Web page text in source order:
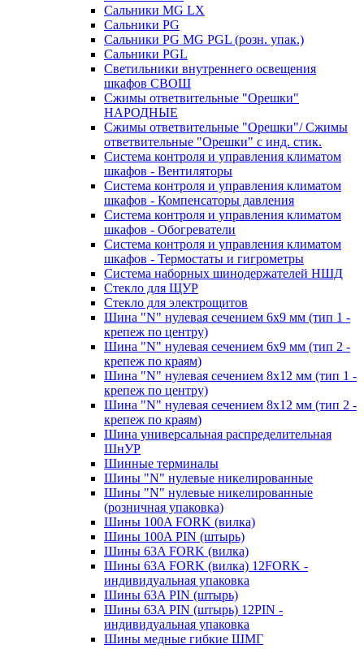
Сальники MG LX
Сальники PG
Сальники PG MG PGL (розн. упак.)
Сальники PGL
Светильники внутреннего освещения
шкафов СВОШ
Сжимы ответвительные "Орешки"
НАРОДНЫЕ
Сжимы ответвительные "Орешки"/ Сжимы
ответвительные "Орешки" с инд. стик.
Система контроля и управления климатом
шкафов - Вентиляторы
Система контроля и управления климатом
шкафов - Компенсаторы давления
Система контроля и управления климатом
шкафов - Обогреватели
Система контроля и управления климатом
шкафов - Термостаты и гигрометры
Система наборных шинодержателей НШД
Стекло для ЩУР
Стекло для электрощитов
Шина "N" нулевая сечением 6х9 мм (тип 1 -
крепеж по центру)
Шина "N" нулевая сечением 6х9 мм (тип 2 -
крепеж по краям)
Шина "N" нулевая сечением 8х12 мм (тип 1 -
крепеж по центру)
Шина "N" нулевая сечением 8х12 мм (тип 2 -
крепеж по краям)
Шина универсальная распределительная
ШнУР
Шинные терминалы
Шины "N" нулевые никелированные
Шины "N" нулевые никелированные
(розничная упаковка)
Шины 100A FORK (вилка)
Шины 100A PIN (штырь)
Шины 63A FORK (вилка)
Шины 63A FORK (вилка) 12FORK -
индивидуальная упаковка
Шины 63A PIN (штырь)
Шины 63A PIN (штырь) 12PIN -
индивидуальная упаковка
Шины медные гибкие ШМГ